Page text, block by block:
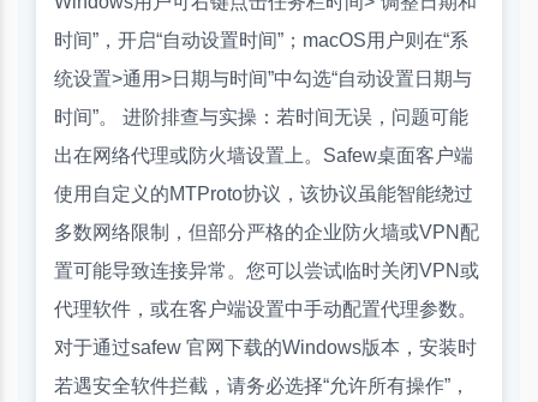
时间”，开启“自动设置时间”；macOS用户则在“系
统设置>通用>日期与时间”中勾选“自动设置日期与
时间”。 进阶排查与实操：若时间无误，问题可能
出在网络代理或防火墙设置上。Safew桌面客户端
使用自定义的MTProto协议，该协议虽能智能绕过
多数网络限制，但部分严格的企业防火墙或VPN配
置可能导致连接异常。您可以尝试临时关闭VPN或
代理软件，或在客户端设置中手动配置代理参数。
对于通过safew 官网下载的Windows版本，安装时
若遇安全软件拦截，请务必选择“允许所有操作”，